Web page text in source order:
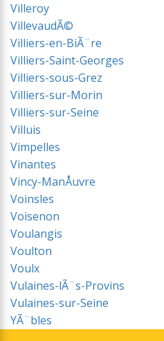
Villeroy
VillevaudÃ©
Villiers-en-BiÃ¨re
Villiers-Saint-Georges
Villiers-sous-Grez
Villiers-sur-Morin
Villiers-sur-Seine
Villuis
Vimpelles
Vinantes
Vincy-ManÅuvre
Voinsles
Voisenon
Voulangis
Voulton
Voulx
Vulaines-lÃ¨s-Provins
Vulaines-sur-Seine
YÃ¨bles